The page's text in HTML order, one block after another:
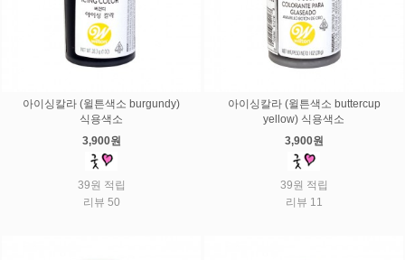
아이싱칼라 (윌튼색소 burgundy)
식용색소
3,900원
39원 적립
리뷰 50
아이싱칼라 (윌튼색소 buttercup
yellow) 식용색소
3,900원
39원 적립
리뷰 11